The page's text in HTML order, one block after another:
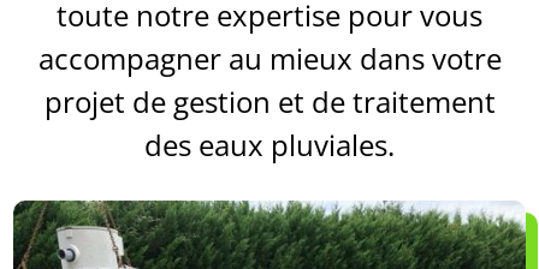
toute notre expertise pour vous
accompagner au mieux dans votre
projet de gestion et de traitement
des eaux pluviales.